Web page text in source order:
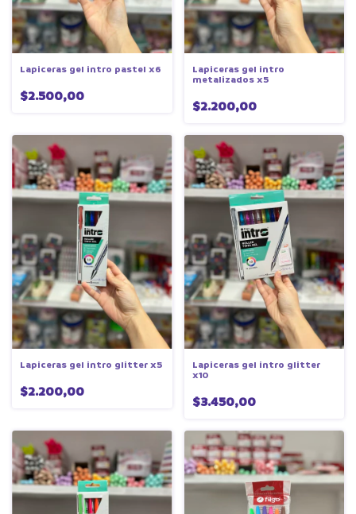
Lapiceras gel intro pastel x6
$2.500,00
Lapiceras gel intro
metalizados x5
$2.200,00
Lapiceras gel intro glitter x5
$2.200,00
Lapiceras gel intro glitter
x10
$3.450,00